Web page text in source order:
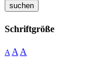
suchen
Schriftgröße
A A A